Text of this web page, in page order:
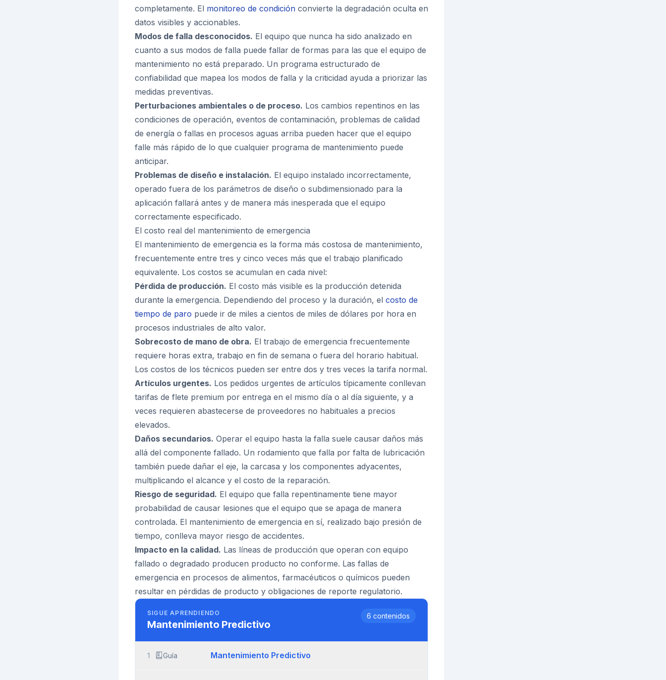
completamente. El monitoreo de condición convierte la degradación oculta en
datos visibles y accionables.
Modos de falla desconocidos. El equipo que nunca ha sido analizado en
cuanto a sus modos de falla puede fallar de formas para las que el equipo de
mantenimiento no está preparado. Un programa estructurado de
confiabilidad que mapea los modos de falla y la criticidad ayuda a priorizar las
medidas preventivas.
Perturbaciones ambientales o de proceso. Los cambios repentinos en las
condiciones de operación, eventos de contaminación, problemas de calidad
de energía o fallas en procesos aguas arriba pueden hacer que el equipo
falle más rápido de lo que cualquier programa de mantenimiento puede
anticipar.
Problemas de diseño e instalación. El equipo instalado incorrectamente,
operado fuera de los parámetros de diseño o subdimensionado para la
aplicación fallará antes y de manera más inesperada que el equipo
correctamente especificado.
El costo real del mantenimiento de emergencia
El mantenimiento de emergencia es la forma más costosa de mantenimiento,
frecuentemente entre tres y cinco veces más que el trabajo planificado
equivalente. Los costos se acumulan en cada nivel:
Pérdida de producción. El costo más visible es la producción detenida
durante la emergencia. Dependiendo del proceso y la duración, el costo de
tiempo de paro puede ir de miles a cientos de miles de dólares por hora en
procesos industriales de alto valor.
Sobrecosto de mano de obra. El trabajo de emergencia frecuentemente
requiere horas extra, trabajo en fin de semana o fuera del horario habitual.
Los costos de los técnicos pueden ser entre dos y tres veces la tarifa normal.
Artículos urgentes. Los pedidos urgentes de artículos típicamente conllevan
tarifas de flete premium por entrega en el mismo día o al día siguiente, y a
veces requieren abastecerse de proveedores no habituales a precios
elevados.
Daños secundarios. Operar el equipo hasta la falla suele causar daños más
allá del componente fallado. Un rodamiento que falla por falta de lubricación
también puede dañar el eje, la carcasa y los componentes adyacentes,
multiplicando el alcance y el costo de la reparación.
Riesgo de seguridad. El equipo que falla repentinamente tiene mayor
probabilidad de causar lesiones que el equipo que se apaga de manera
controlada. El mantenimiento de emergencia en sí, realizado bajo presión de
tiempo, conlleva mayor riesgo de accidentes.
Impacto en la calidad. Las líneas de producción que operan con equipo
fallado o degradado producen producto no conforme. Las fallas de
emergencia en procesos de alimentos, farmacéuticos o químicos pueden
resultar en pérdidas de producto y obligaciones de reporte regulatorio.
SIGUE APRENDIENDO
Mantenimiento Predictivo
6 contenidos
1 Guía Mantenimiento Predictivo